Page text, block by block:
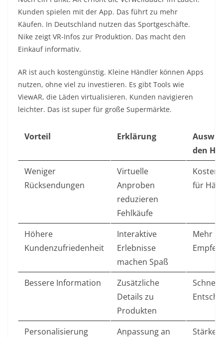
Kunden spielen mit der App. Das führt zu mehr
Käufen. In Deutschland nutzen das Sportgeschäfte.
Nike zeigt VR-Infos zur Produktion. Das macht den
Einkauf informativ.
AR ist auch kostengünstig. Kleine Händler können Apps
nutzen, ohne viel zu investieren. Es gibt Tools wie
ViewAR, die Läden virtualisieren. Kunden navigieren
leichter. Das ist super für große Supermärkte.
Vorteil Erklärung
den
Weniger
Rücksendungen
Virtuelle
Anproben
reduzieren
Fehlkäufe
für
Höhere
Kundenzufriedenheit
Interaktive
Erlebnisse
machen Spaß
Mehr
Bessere Information
Zusätzliche
Details zu
Produkten
Personalisierung
Anpassung an